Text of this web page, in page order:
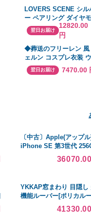
LOVERS SCENE シル
ー ペアリング ダイヤ
ド ペア 誕生日 ラッピン
グ ラバーズシーン プレ
ント
翌日お届け
12820.00
円
◆葬送のフリーレン 風
ェルン コスプレ衣装
ッグ 道具 コスチューム
演出服 アニメ ゲーム ハ
翌日お届け 7470.00
〔中古〕Apple(アップ
iPhone SE 第3世代
ミッドナイト MMYJ3J
SIMフリー〔377-ud〕
YKKAP窓まわり 目隠し
機能ルーバー[ポリカル
ー] 上下同時可動タイプ[
違い窓用] たて隙間隠し付